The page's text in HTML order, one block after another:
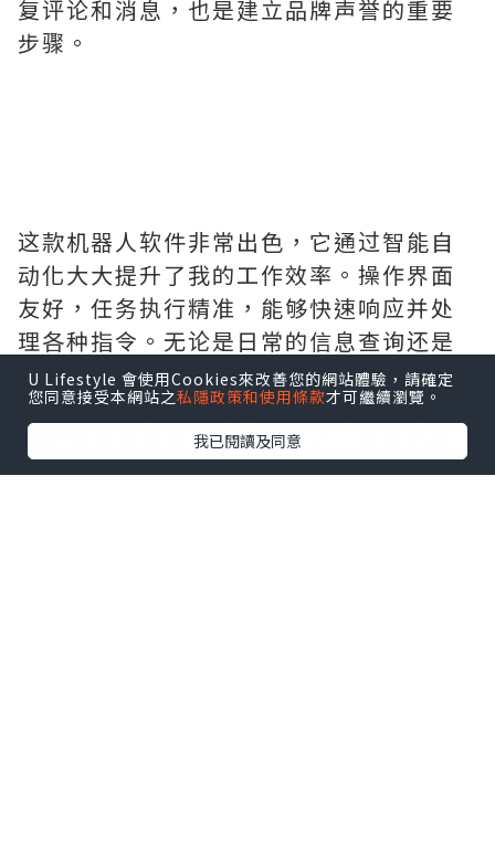
复评论和消息，也是建立品牌声誉的重要
步骤。
这款机器人软件非常出色，它通过智能自
动化大大提升了我的工作效率。操作界面
友好，任务执行精准，能够快速响应并处
理各种指令。无论是日常的信息查询还是
复杂的项目管理，它都能完美胜任，为我
的工作带来了极大的便利和帮助。真心推
荐给需要高效解决方案的用户。需要的拿
去吧,官网http://www.vst.tw
U Lifestyle 會使用Cookies來改善您的網站體驗，請確定
您同意接受本網站之私隱政策和使用條款才可繼續瀏覽。
我已閱讀及同意